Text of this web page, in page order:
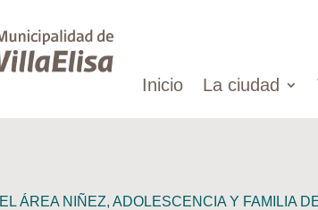
Inicio La ciudad
EL ÁREA NIÑEZ, ADOLESCENCIA Y FAMILIA